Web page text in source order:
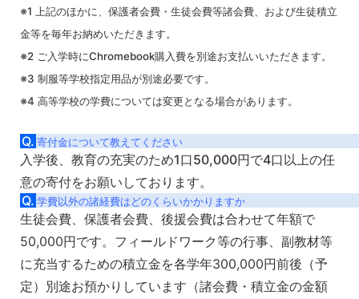
※1 上記のほかに、保護者会費・生徒会費等諸会費、および生徒積立
金等を毎年お納めいただきます。
※2 ご入学時にChromebook購入費を別途お支払いいただきます。
※3 制服等学校指定用品が別途必要です。
※4 高等学校の学費については変更となる場合があります。
Q. 寄付金について教えてください
入学後、教育の充実のため1口50,000円で4口以上の任
意の寄付をお願いしております。
Q. 学費以外の諸経費はどのくらいかかりますか
生徒会費、保護者会費、後援会費は合わせて年額で
50,000円です。フィールドワーク等の行事、副教材等
に充当するための積立金を各学年300,000円前後（予
定）別途お預かりしています（諸会費・積立金の金額